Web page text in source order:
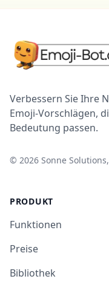
Verbessern Sie Ihre
Emoji-Vorschlägen,
Bedeutung passen.
© 2026 Sonne
PRODUKT
Funktionen
Preise
Bibliothek